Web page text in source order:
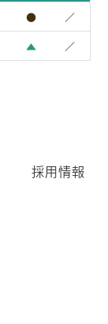
● ／
▲ ／
採用情報